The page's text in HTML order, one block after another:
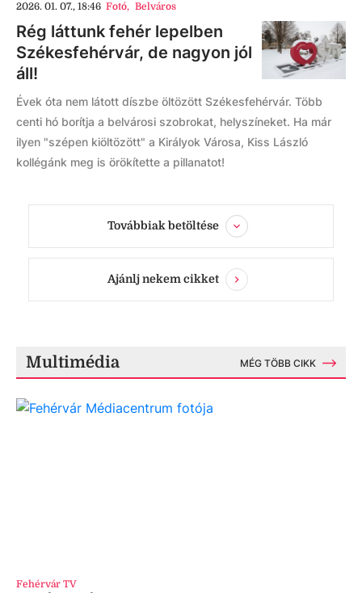
2026. 01. 07., 18:46 Fotó, Belváros
Rég láttunk fehér lepelben
Székesfehérvár, de nagyon jól
áll!
Évek óta nem látott díszbe öltözött Székesfehérvár. Több
centi hó borítja a belvárosi szobrokat, helyszíneket. Ha már
ilyen "szépen kiöltözött" a Királyok Városa, Kiss László
kollégánk meg is örökítette a pillanatot!
Továbbiak betöltése
Ajánlj nekem cikket
Multimédia MÉG TÖBB CIKK
Fehérvár TV